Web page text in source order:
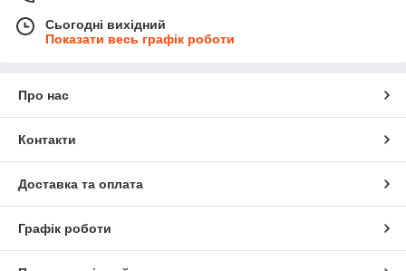
Сьогодні вихідний
Показати весь графік роботи
Про нас
Контакти
Доставка та оплата
Графік роботи